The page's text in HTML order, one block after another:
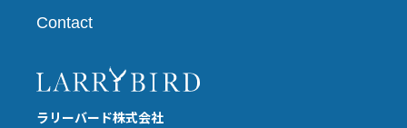
Contact
ラリーバード株式会社